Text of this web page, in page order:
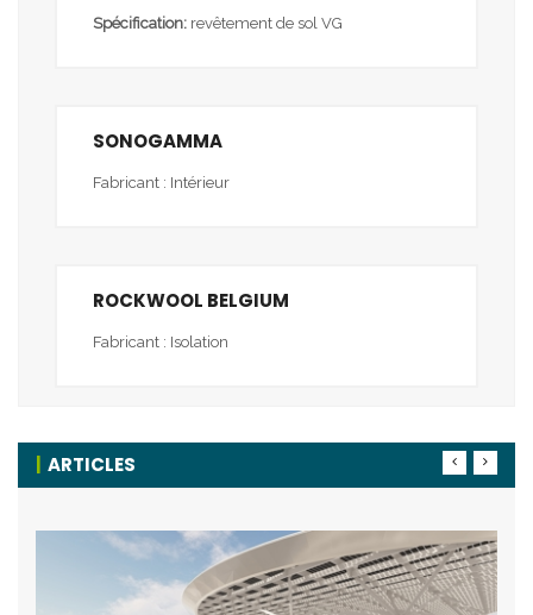
Spécification: revêtement de sol VG
SONOGAMMA
Fabricant : Intérieur
ROCKWOOL BELGIUM
Fabricant : Isolation
ARTICLES